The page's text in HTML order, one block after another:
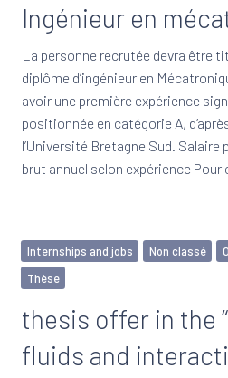
Ingénieur en
La personne recrutée devra être
diplôme d’ingénieur en
avoir une première expérience
positionnée en catégorie A,
l’Université Bretagne Sud.
brut annuel selon expérience
Internships and jobs Non classé
Thèse
thesis offer in the
fluids and